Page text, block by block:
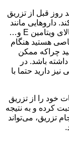
روز قبل از تزریق
داروهایی مانند
داروهای رقیق کننده خون، داروهای دارای دوز بالای ویتامین E و…
هستید هنگام
چراکه ممکن
باشد. در
دارید حتما با
خود را از تزریق
کرده و به نتیجه
تزریق، می‌تواند